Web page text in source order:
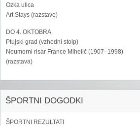
Ozka ulica
Art Stays (razstave)
DO 4. OKTOBRA
Ptujski grad (vzhodni stolp)
Neumorni risar France Mihelič (1907–1998)
(razstava)
ŠPORTNI DOGODKI
ŠPORTNI REZULTATI